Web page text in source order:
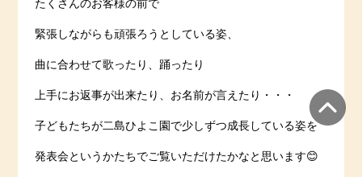
たくさんのお客様の前で
緊張しながらも頑張ろうとしている姿、
曲に合わせて歌ったり、踊ったり
上手にお返事が出来たり、お名前が言えたり・・・
子どもたちが二島ひよこ園で少しずつ成長している姿を
発表会というかたちでご覧いただけたかなと思います😊